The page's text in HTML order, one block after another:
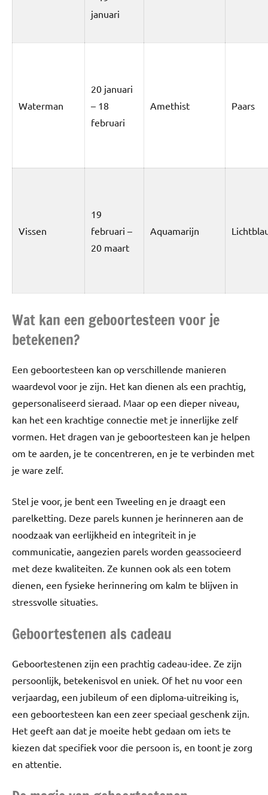
januari
Waterman
20 januari
– 18
februari
Amethist Paars
Vissen
19
februari –
20 maart
Aquamarijn
Wat kan een geboortesteen voor je
betekenen?
Een geboortesteen kan op verschillende manieren
waardevol voor je zijn. Het kan dienen als een prachtig,
gepersonaliseerd sieraad. Maar op een dieper niveau,
kan het een krachtige connectie met je innerlijke zelf
vormen. Het dragen van je geboortesteen kan je helpen
om te aarden, je te concentreren, en je te verbinden met
je ware zelf.
Stel je voor, je bent een Tweeling en je draagt een
parelketting. Deze parels kunnen je herinneren aan de
noodzaak van eerlijkheid en integriteit in je
communicatie, aangezien parels worden geassocieerd
met deze kwaliteiten. Ze kunnen ook als een totem
dienen, een fysieke herinnering om kalm te blijven in
stressvolle situaties.
Geboortestenen als cadeau
Geboortestenen zijn een prachtig cadeau-idee. Ze zijn
persoonlijk, betekenisvol en uniek. Of het nu voor een
verjaardag, een jubileum of een diploma-uitreiking is,
een geboortesteen kan een zeer speciaal geschenk zijn.
Het geeft aan dat je moeite hebt gedaan om iets te
kiezen dat specifiek voor die persoon is, en toont je zorg
en attentie.